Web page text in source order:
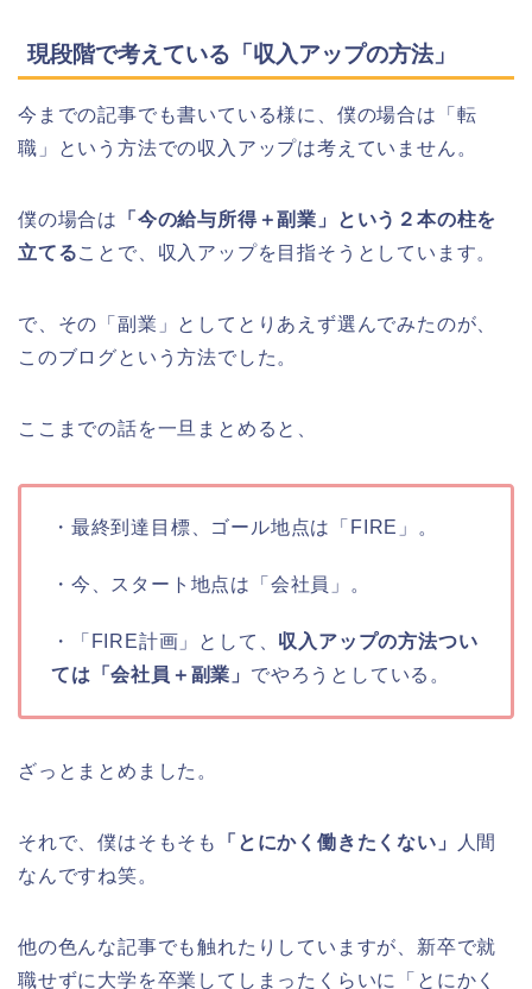
現段階で考えている「収入アップの方法」
今までの記事でも書いている様に、僕の場合は「転
職」という方法での収入アップは考えていません。
僕の場合は
「今の給与所得＋副業」という２本の柱を
立てることで、収入アップを目指そうとしています。
で、その「副業」としてとりあえず選んでみたのが、
このブログという方法でした。
ここまでの話を一旦まとめると、
・最終到達目標、ゴール地点は「FIRE」。
・今、スタート地点は「会社員」。
・「FIRE計画」として、 収入アップの方法つい
ては「会社員＋副業」 でやろうとしている。
ざっとまとめました。
それで、僕はそもそも 「とにかく働きたくない」
人間
なんですね笑。
他の色んな記事でも触れたりしていますが、新卒で就
職せずに大学を卒業してしまったくらいに「とにかく